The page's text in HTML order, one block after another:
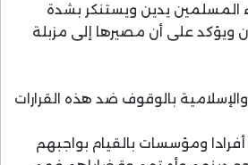
المسلمين يدين ويستنكر بشدة
ويؤكد على أن مصيرها إلى مزبلة
بالوقوف ضد هذه القرارات
ومؤسسات بالقيام بواجبهم